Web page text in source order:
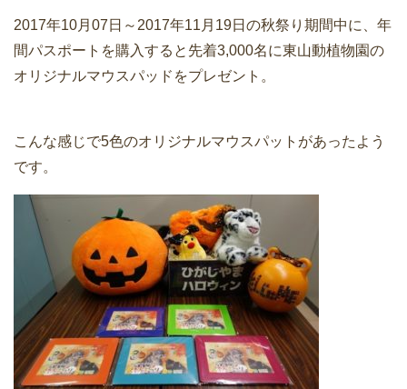
2017年10月07日～2017年11月19日の秋祭り期間中に、年
間パスポートを購入すると先着3,000名に東山動植物園の
オリジナルマウスパッドをプレゼント。
こんな感じで5色のオリジナルマウスパットがあったよう
です。